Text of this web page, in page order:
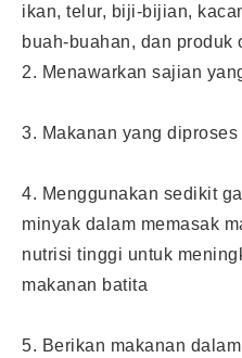
ikan, telur, biji-bijian,
buah-buahan, dan produk
2. Menawarkan sajian
3. Makanan yang
4. Menggunakan sedikit
minyak dalam memasak
nutrisi tinggi untuk
makanan batita
5. Berikan makanan